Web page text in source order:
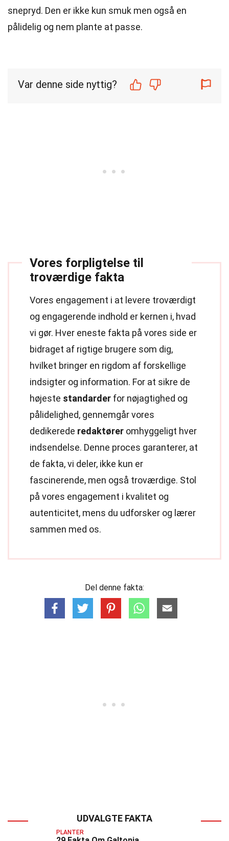
snepryd. Den er ikke kun smuk men også en
pålidelig og nem plante at passe.
Var denne side nyttig?
Vores forpligtelse til
troværdige fakta
Vores engagement i at levere troværdigt
og engagerende indhold er kernen i, hvad
vi gør. Hver eneste fakta på vores side er
bidraget af rigtige brugere som dig,
hvilket bringer en rigdom af forskellige
indsigter og information. For at sikre de
højeste standarder for nøjagtighed og
pålidelighed, gennemgår vores
dedikerede redaktører omhyggeligt hver
indsendelse. Denne proces garanterer, at
de fakta, vi deler, ikke kun er
fascinerende, men også troværdige. Stol
på vores engagement i kvalitet og
autenticitet, mens du udforsker og lærer
sammen med os.
Del denne fakta:
UDVALGTE FAKTA
PLANTER